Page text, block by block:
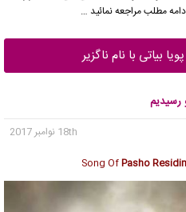
مطلب مراجعه نمائید …
بیاتی با نام ناگزیر
رسیدیم
18th نوامبر 2017
Song OfPasho